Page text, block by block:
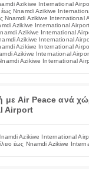
Azikiwe International
Nnamdi Azikiwe
Nnamdi Azikiwe International
Azikiwe International Airport
Azikiwe International
Azikiwe International
Azikiwe International
Azikiwe International
Azikiwe International
με Air Peace ανά
Airport
Azikiwe International
έως Nnamdi Azikiwe